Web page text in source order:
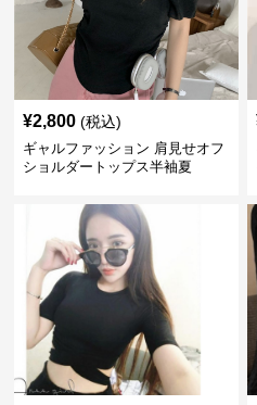
¥2,800 (税込)
ギャルファッション 肩見せオフ
ショルダートップス半袖夏